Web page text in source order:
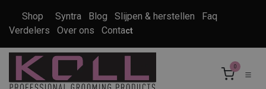
Shop Syntra Blog Slijpen & herstellen
Faq
Verdelers
Over ons Contact
0